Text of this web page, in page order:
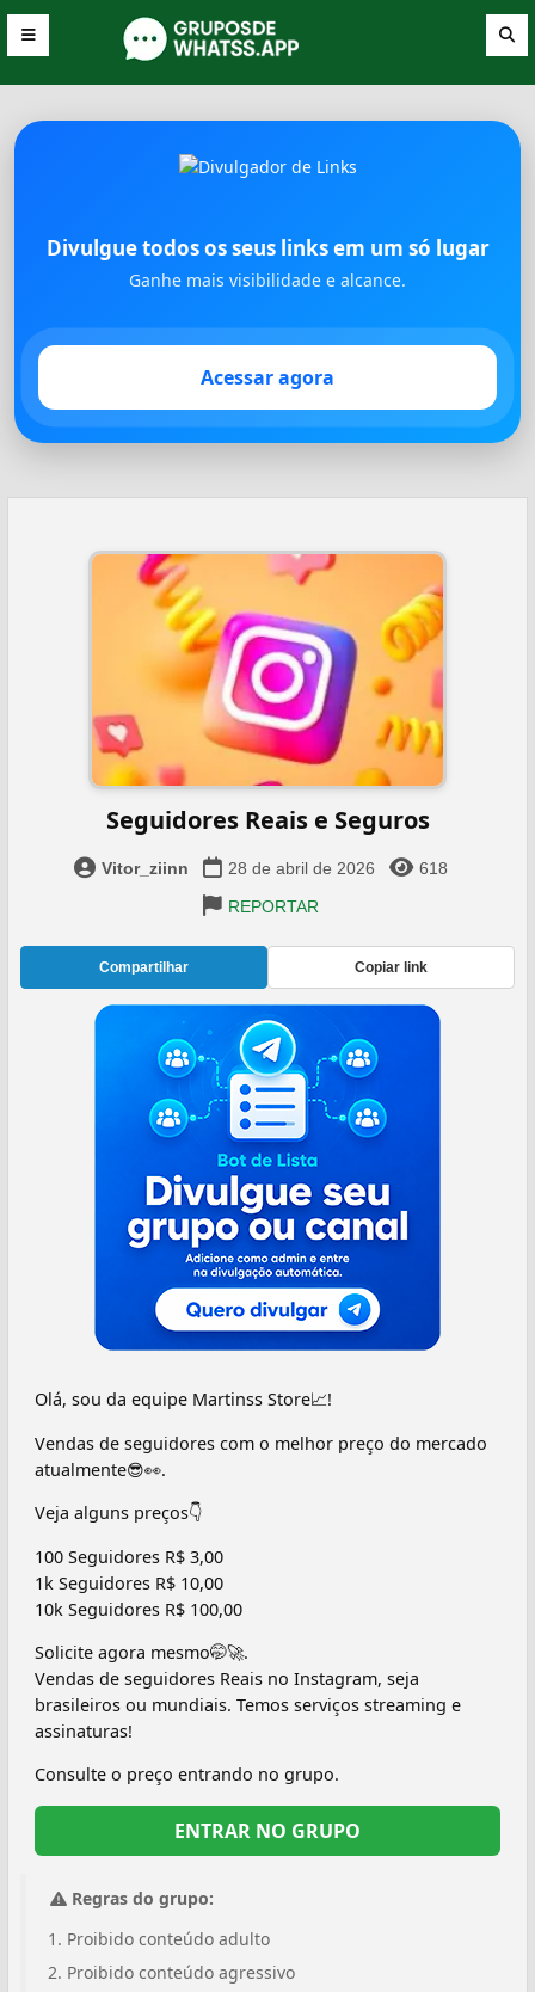
Divulgue todos os seus links em um só lugar
Ganhe mais visibilidade e alcance.
Acessar agora
Seguidores Reais e Seguros
Vitor_ziinn 28 de abril de 2026
618
REPORTAR
Compartilhar Copiar link
Olá, sou da equipe Martinss Store📈!
Vendas de seguidores com o melhor preço do mercado
atualmente😎👀.
Veja alguns preços👇
100 Seguidores R$ 3,00
1k Seguidores R$ 10,00
10k Seguidores R$ 100,00
Solicite agora mesmo🤭🚀.
Vendas de seguidores Reais no Instagram, seja
brasileiros ou mundiais. Temos serviços streaming e
assinaturas!
Consulte o preço entrando no grupo.
ENTRAR NO GRUPO
Regras do grupo:
Proibido conteúdo adulto
Proibido conteúdo agressivo